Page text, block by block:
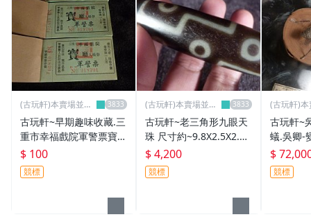
(古玩軒)本賣場並無
古玩軒~早期趣味收藏.三
重市幸福戲院軍警票寶廳
入場券電影票.三本一標
(非小飛俠.無敵鐵金剛.大
同寶寶)QQQ554
$ 100
競標
(古玩軒)本賣場並無
古玩軒~老三角形九眼天
珠 尺寸約~9.8X2.5X2.4
公分非常少有(非琥珀.蜜
蠟.琥珀.花珀.藍珀)EEE99
0
$ 4,200
競標
(古玩軒)
古玩軒~
蟻.吳卿-
048.銀
金雕
$
競標